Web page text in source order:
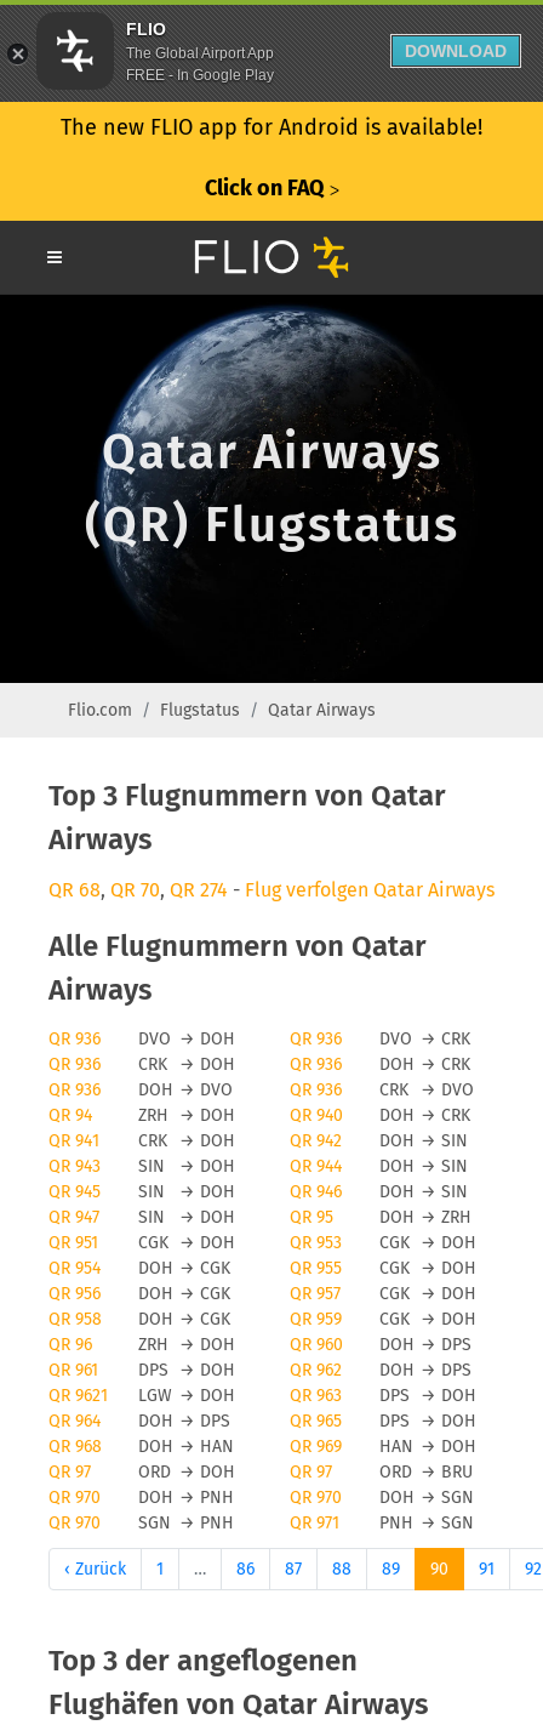
The new FLIO app for Android is available!
Click on FAQ ᐳ
Qatar Airways
(QR) Flugstatus
Flio.com Flugstatus Qatar Airways
Top 3 Flugnummern von Qatar
Airways
QR 68, QR 70, QR 274 - Flug verfolgen Qatar Airways
Alle Flugnummern von Qatar
Airways
QR 936 DVO → DOH QR 936 DVO → CRK
QR 936
CRK → DOH QR 936 DOH → CRK
QR 936
DOH → DVO QR 936 CRK → DVO
QR 94
ZRH → DOH QR 940 DOH → CRK
QR 941
CRK → DOH QR 942 DOH → SIN
QR 943
SIN → DOH QR 944 DOH → SIN
QR 945
SIN → DOH QR 946 DOH → SIN
QR 947
SIN → DOH QR 95 DOH → ZRH
QR 951
CGK → DOH QR 953 CGK → DOH
QR 954
DOH → CGK QR 955 CGK → DOH
QR 956
DOH → CGK QR 957 CGK → DOH
QR 958
DOH → CGK QR 959 CGK → DOH
QR 96
ZRH → DOH QR 960 DOH → DPS
QR 961
DPS → DOH QR 962 DOH → DPS
QR 9621
LGW → DOH QR 963 DPS → DOH
QR 964
DOH → DPS QR 965 DPS → DOH
QR 968
DOH → HAN QR 969 HAN → DOH
QR 97
ORD → DOH QR 97 ORD → BRU
QR 970
DOH → PNH QR 970 DOH → SGN
QR 970
SGN → PNH QR 971 PNH → SGN
‹ Zurück 1 … 86 87 88 89 90 91 92
Top 3 der angeflogenen
Flughäfen von Qatar Airways
FLIO
The Global Airport App
FREE - In Google Play
DOWNLOAD